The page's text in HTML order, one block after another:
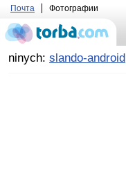
Почта Фотографии
ninych: slando-android